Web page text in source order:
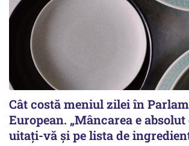
Cât costă meniul zilei în
European. „Mâncarea e
uitați-vă și pe lista de